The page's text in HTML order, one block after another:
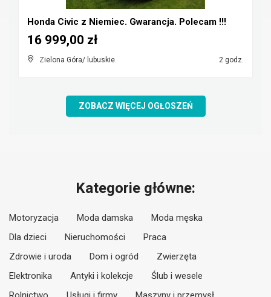
Honda Civic z Niemiec. Gwarancja. Polecam !!!
Zielona Góra/ lubuskie 2 godz.
16 999,00 zł
ZOBACZ WIĘCEJ OGŁOSZEŃ
Kategorie główne:
Motoryzacja Moda damska
Moda męska
Dla dzieci
Nieruchomości
Praca
Zdrowie i uroda
Dom i ogród
Zwierzęta
Elektronika
Antyki i kolekcje
Ślub i wesele